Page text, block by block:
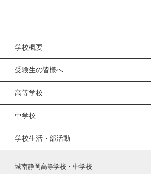
学校概要
受験生の皆様へ
高等学校
中学校
学校生活・部活動
城南静岡高等学校・中学校